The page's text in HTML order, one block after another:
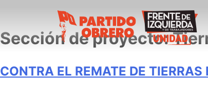
Sección de proyecto:
CONTRA EL REMATE DE